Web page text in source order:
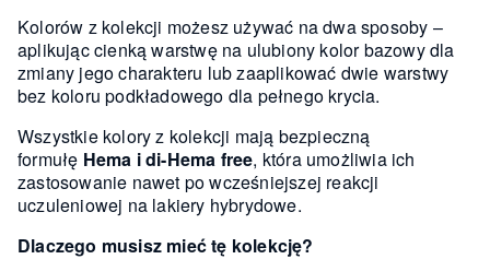
Kolorów z kolekcji możesz używać na dwa sposoby –
aplikując cienką warstwę na ulubiony kolor bazowy dla
zmiany jego charakteru lub zaaplikować dwie warstwy
bez koloru podkładowego dla pełnego krycia.
Wszystkie kolory z kolekcji mają bezpieczną
formułę Hema i di-Hema free, która umożliwia ich
zastosowanie nawet po wcześniejszej reakcji
uczuleniowej na lakiery hybrydowe.
Dlaczego musisz mieć tę kolekcję?